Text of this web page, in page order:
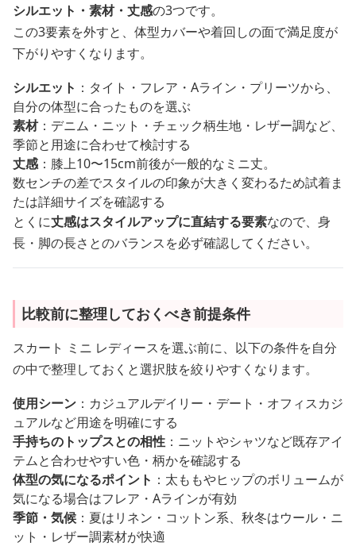
シルエット・素材・丈感の3つです。
この3要素を外すと、体型カバーや着回しの面で満足度が
下がりやすくなります。
シルエット ：タイト・フレア・Aライン・プリーツから、
自分の体型に合ったものを選ぶ
素材：デニム・ニット・チェック柄生地・レザー調など、
季節と用途に合わせて検討する
丈感：膝上10〜15cm前後が一般的なミニ丈。
数センチの差でスタイルの印象が大きく変わるため試着ま
たは詳細サイズを確認する
とくに丈感はスタイルアップに直結する要素なので、身
長・脚の長さとのバランスを必ず確認してください。
比較前に整理しておくべき前提条件
スカート ミニ レディースを選ぶ前に、以下の条件を自分
の中で整理しておくと選択肢を絞りやすくなります。
使用シーン ：カジュアルデイリー・デート・オフィスカジ
ュアルなど用途を明確にする
手持ちのトップスとの相性 ：ニットやシャツなど既存アイ
テムと合わせやすい色・柄かを確認する
体型の気になるポイント ：太ももやヒップのボリュームが
気になる場合はフレア・Aラインが有効
季節・気候 ：夏はリネン・コットン系、秋冬はウール・ニ
ット・レザー調素材が快適